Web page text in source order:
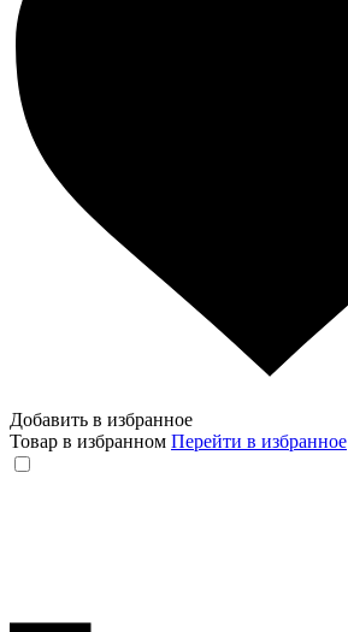
Добавить в избранное
Товар в избранном Перейти в избранное